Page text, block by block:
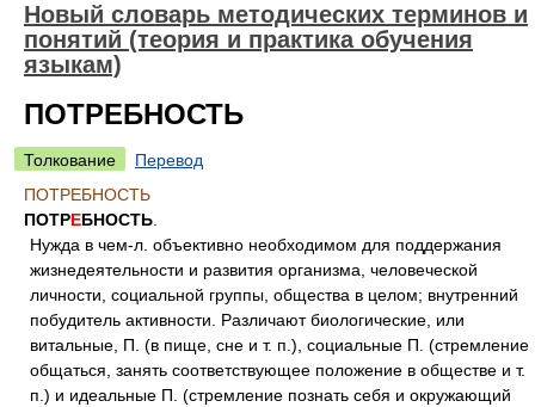
Новый словарь методических терминов и
понятий (теория и практика обучения
языкам)
ПОТРЕБНОСТЬ
Толкование
Перевод
ПОТРЕБНОСТЬ
ПОТРЕБНОСТЬ
Нужда в чем-л. объективно необходимом для поддержания
жизнедеятельности и развития организма, человеческой
личности, социальной группы, общества в целом; внутренний
побудитель активности. Различают биологические, или
витальные, П. (в пище, сне и т. п.), социальные П. (стремление
общаться, занять соответствующее положение в обществе и т.
п.) и идеальные П. (стремление познать себя и окружающий